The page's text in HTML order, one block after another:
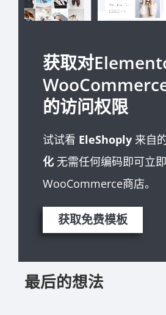
获取对
的访问权限
试试看 EleShoply 来自
化 无需任何编码即可立
WooCommerce商店。
获取免费模板
最后的想法